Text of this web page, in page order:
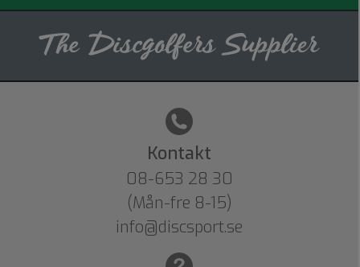
Kontakt
08-653 28 30
(Mån-fre 8-15)
info@discsport.se